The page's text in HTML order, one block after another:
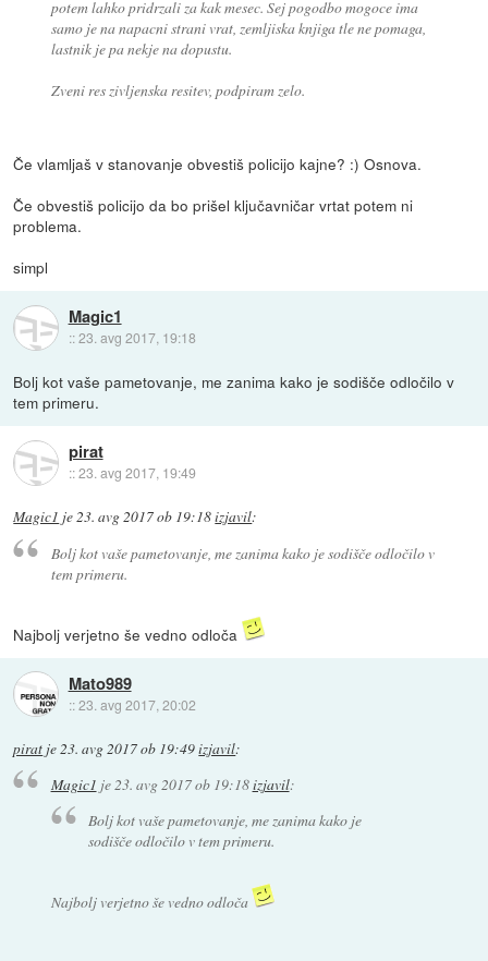
potem lahko pridrzali za kak mesec. Sej pogodbo mogoce ima
samo je na napacni strani vrat, zemljiska knjiga tle ne pomaga,
lastnik je pa nekje na dopustu.
Zveni res zivljenska resitev, podpiram zelo.
Če vlamljaš v stanovanje obvestiš policijo kajne? :) Osnova.
Če obvestiš policijo da bo prišel ključavničar vrtat potem ni
problema.
simpl
Magic1
::23. avg 2017, 19:18
Bolj kot vaše pametovanje, me zanima kako je sodišče odločilo v
tem primeru.
pirat
::23. avg 2017, 19:49
Magic1 je23. avg 2017 ob 19:18izjavil:
Bolj kot vaše pametovanje, me zanima kako je sodišče odločilo v
tem primeru.
Najbolj verjetno še vedno odloča
Mato989
::23. avg 2017, 20:02
pirat je23. avg 2017 ob 19:49izjavil:
Magic1 je23. avg 2017 ob 19:18izjavil:
Bolj kot vaše pametovanje, me zanima kako je
sodišče odločilo v tem primeru.
Najbolj verjetno še vedno odloča